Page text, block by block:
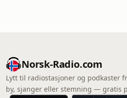
Norsk-Radio.com
Lytt til radiostasjoner og podkaster
by, sjanger eller stemning — gratis